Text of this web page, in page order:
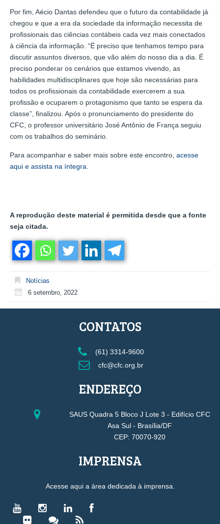
Por fim, Aécio Dantas defendeu que o futuro da contabilidade já
chegou e que a era da sociedade da informação necessita de
profissionais das ciências contábeis cada vez mais conectados
à ciência da informação. “É preciso que tenhamos tempo para
discutir assuntos diversos, que vão além do nosso dia a dia. É
preciso ponderar os cenários que estamos vivendo, as
habilidades multidisciplinares que hoje são necessárias para
todos os profissionais da contabilidade exercerem a sua
profissão e ocuparem o protagonismo que tanto se espera da
classe”, finalizou. Após o pronunciamento do presidente do
CFC, o professor universitário José Antônio de França seguiu
com os trabalhos do seminário.
Para acompanhar e saber mais sobre este encontro, acesse
aqui e assista na íntegra.
A reprodução deste material é permitida desde que a fonte
seja citada.
Notícias
6 setembro, 2022
CONTATOS
(61) 3314-9600
cfc@cfc.org.br
ENDEREÇO
SAUS Quadra 5 Bloco J Lote 3 - Edifício CFC
Asa Sul - Brasília/DF
CEP: 70070-920
IMPRENSA
Acesse aqui a área dedicada à imprensa.